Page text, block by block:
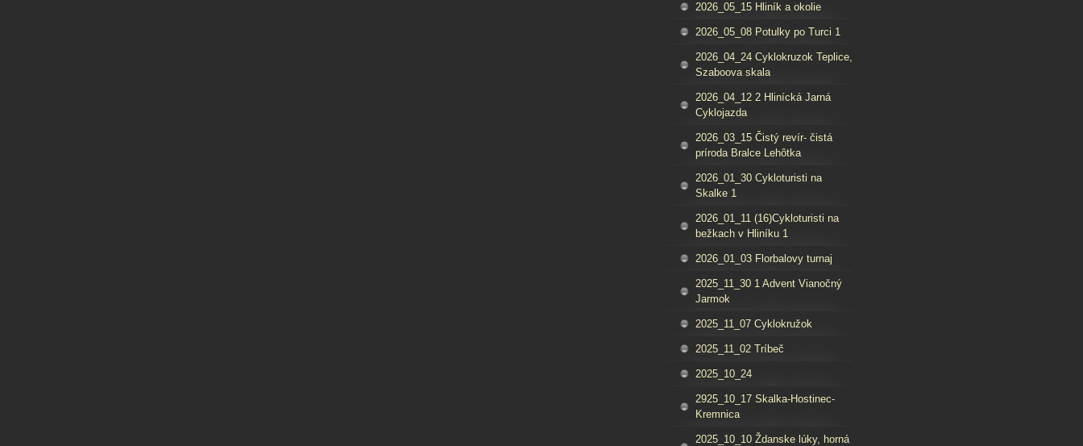
2026_05_15 Hliník a okolie
2026_05_08 Potulky po Turci 1
2026_04_24 Cyklokruzok Teplice,
Szaboova skala
2026_04_12 2 Hlinícká Jarná
Cyklojazda
2026_03_15 Čistý revír- čistá
príroda Bralce Lehôtka
2026_01_30 Cykloturisti na
Skalke 1
2026_01_11 (16)Cykloturisti na
bežkach v Hliníku 1
2026_01_03 Florbalovy turnaj
2025_11_30 1 Advent Vianočný
Jarmok
2025_11_07 Cyklokružok
2025_11_02 Tríbeč
2025_10_24
2925_10_17 Skalka-Hostinec-
Kremnica
2025_10_10 Ždanske lúky, horná